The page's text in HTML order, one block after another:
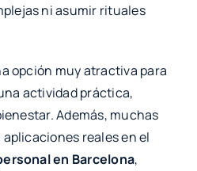
ni asumir rituales
opción muy atractiva para
actividad práctica,
Además, muchas
reales en el
en Barcelona,